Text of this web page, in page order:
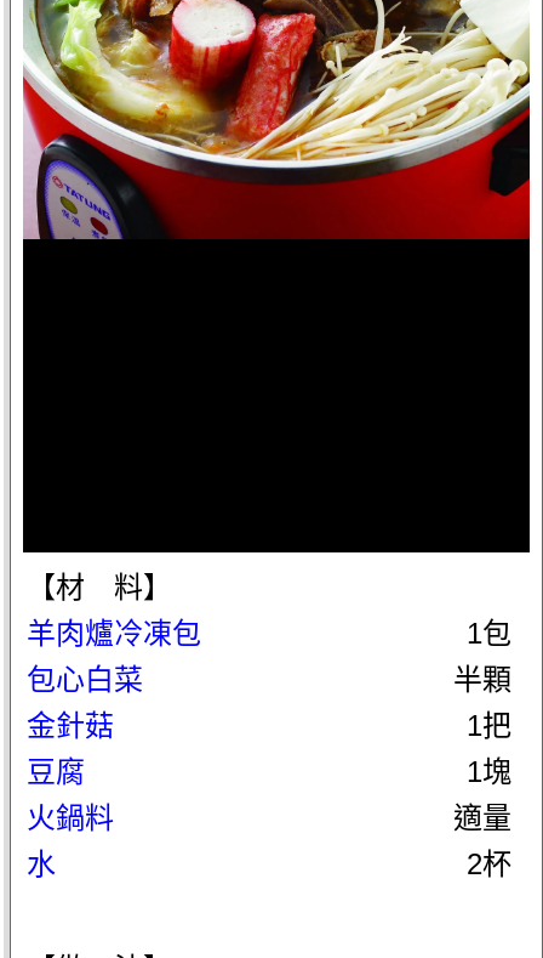
【材 料】
羊肉爐冷凍包
1包
包心白菜
半顆
金針菇
1把
豆腐
1塊
火鍋料
適量
水
2杯